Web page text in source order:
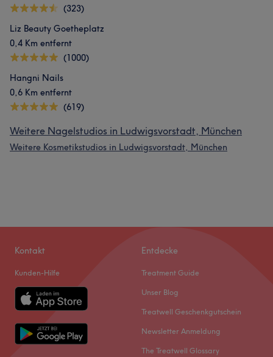
(323)
Liz Beauty Goetheplatz
0,4 Km entfernt
(1000)
Hangni Nails
0,6 Km entfernt
(619)
Weitere Nagelstudios in Ludwigsvorstadt, München
Weitere Kosmetikstudios in Ludwigsvorstadt, München
Kontakt
Kunden-Hilfe
Entdecke
Treatment Guide
Unser Blog
Treatwell Geschenkgutschein
Newsletter Anmeldung
The Treatwell Glossary